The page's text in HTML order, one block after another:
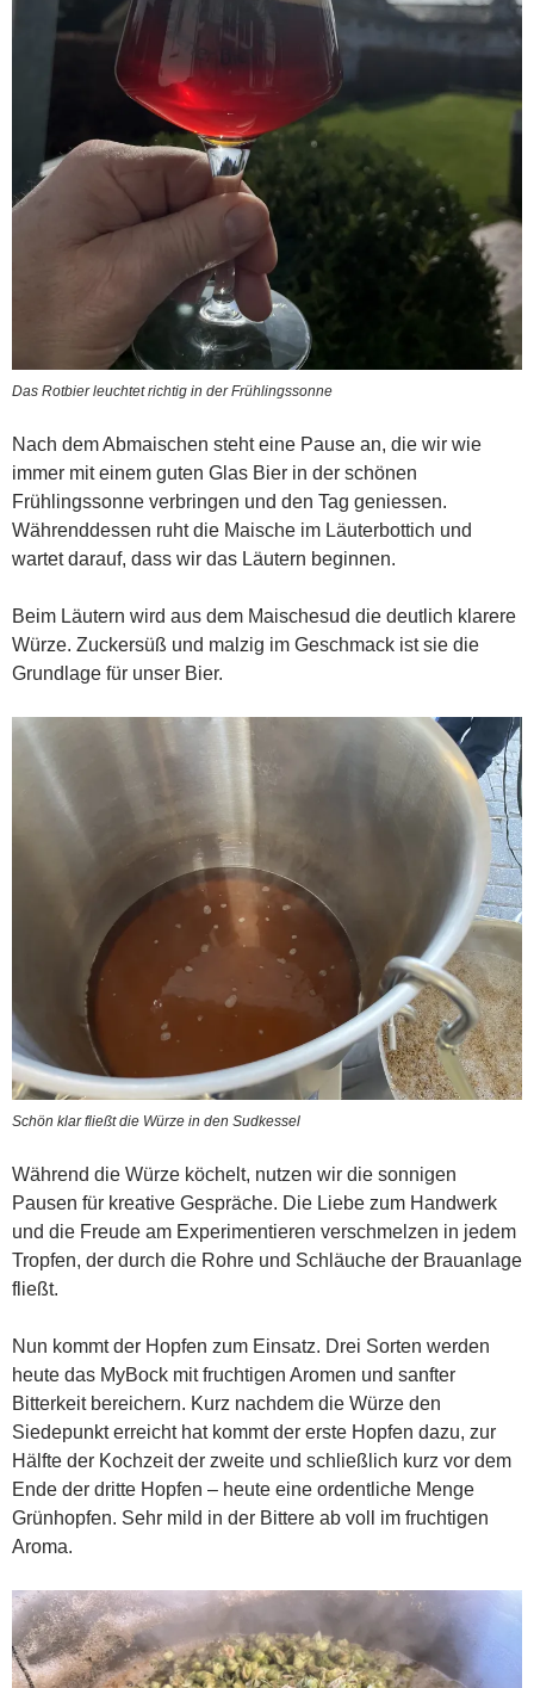
Das Rotbier leuchtet richtig in der Frühlingssonne
Nach dem Abmaischen steht eine Pause an, die wir wie
immer mit einem guten Glas Bier in der schönen
Frühlingssonne verbringen und den Tag geniessen.
Währenddessen ruht die Maische im Läuterbottich und
wartet darauf, dass wir das Läutern beginnen.
Beim Läutern wird aus dem Maischesud die deutlich klarere
Würze. Zuckersüß und malzig im Geschmack ist sie die
Grundlage für unser Bier.
Schön klar fließt die Würze in den Sudkessel
Während die Würze köchelt, nutzen wir die sonnigen
Pausen für kreative Gespräche. Die Liebe zum Handwerk
und die Freude am Experimentieren verschmelzen in jedem
Tropfen, der durch die Rohre und Schläuche der Brauanlage
fließt.
Nun kommt der Hopfen zum Einsatz. Drei Sorten werden
heute das MyBock mit fruchtigen Aromen und sanfter
Bitterkeit bereichern. Kurz nachdem die Würze den
Siedepunkt erreicht hat kommt der erste Hopfen dazu, zur
Hälfte der Kochzeit der zweite und schließlich kurz vor dem
Ende der dritte Hopfen – heute eine ordentliche Menge
Grünhopfen. Sehr mild in der Bittere ab voll im fruchtigen
Aroma.